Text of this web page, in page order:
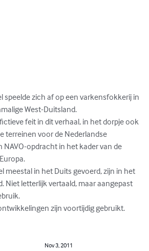
speelde zich af op een varkensfokkerij in
West-Duitsland.
feit in dit verhaal, in het dorpje ook
terreinen voor de Nederlandse
opdracht in het kader van de
meestal in het Duits gevoerd, zijn in het
Niet letterlijk vertaald, maar aangepast
zijn voortijdig gebruikt.
Nov 3, 2011